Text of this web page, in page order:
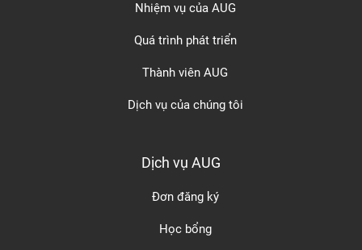
Nhiệm vụ của AUG
Quá trình phát triển
Thành viên AUG
Dịch vụ của chúng tôi
Dịch vụ AUG
Đơn đăng ký
Học bổng